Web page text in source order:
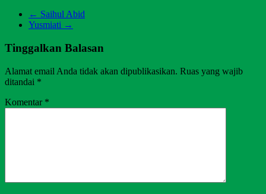
← Saihul Abid
Yusmiati →
Tinggalkan Balasan
Alamat email Anda tidak akan dipublikasikan. Ruas yang wajib
ditandai *
Komentar *